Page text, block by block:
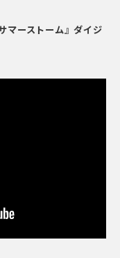
マーストーム』ダイジ